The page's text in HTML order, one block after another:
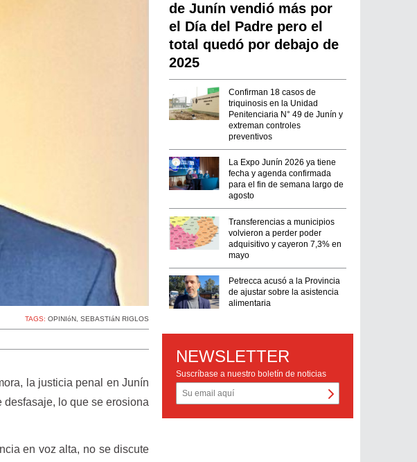
TAGS:OPINIóN ,SEBASTIáN RIGLOS
la justicia penal en Junín
lo que se erosiona
en voz alta, no se discute
de Junín vendió más por
el Día del Padre pero el
total quedó por debajo de
2025
Confirman 18 casos de
triquinosis en la Unidad
Penitenciaria N° 49 de Junín y
extreman controles
preventivos
La Expo Junín 2026 ya tiene
fecha y agenda confirmada
para el fin de semana largo de
agosto
Transferencias a municipios
volvieron a perder poder
adquisitivo y cayeron 7,3% en
mayo
Petrecca acusó a la Provincia
de ajustar sobre la asistencia
alimentaria
NEWSLETTER
Suscríbase a nuestro boletín de noticias